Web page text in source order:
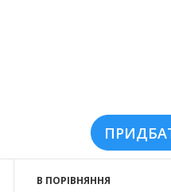
В ПОРІВНЯННЯ